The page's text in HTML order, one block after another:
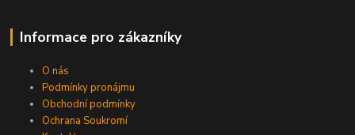
Informace pro zákazníky
O nás
Podmínky pronájmu
Obchodní podmínky
Ochrana Soukromí